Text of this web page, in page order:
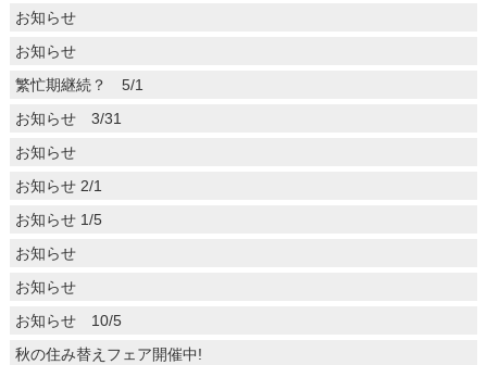
お知らせ
お知らせ
繁忙期継続？ 5/1
お知らせ 3/31
お知らせ
お知らせ 2/1
お知らせ 1/5
お知らせ
お知らせ
お知らせ 10/5
秋の住み替えフェア開催中!